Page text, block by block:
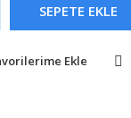
SEPETE EKLE